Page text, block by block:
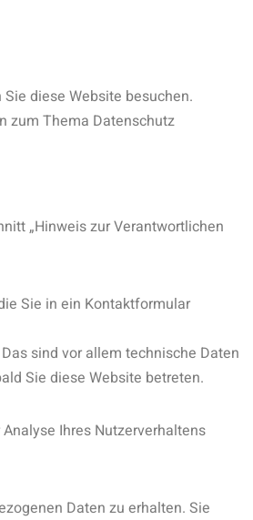
diese Website besuchen.
zum Thema Datenschutz
„Hinweis zur Verantwortlichen
Sie in ein Kontaktformular
sind vor allem technische Daten
Sie diese Website betreten.
Ihres Nutzerverhaltens
Daten zu erhalten. Sie